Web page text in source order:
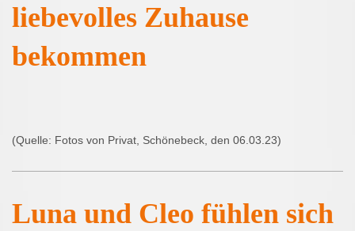
liebevolles Zuhause
bekommen
(Quelle: Fotos von Privat, Schönebeck, den 06.03.23)
Luna und Cleo fühlen sich